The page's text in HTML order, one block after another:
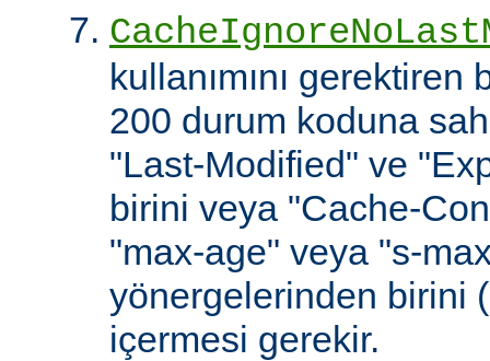
kullanımını gerektiren
200 durum koduna
"Last-Modified" ve
birini veya "Cache-
"max-age" veya "s-
yönergelerinden birini
içermesi gerekir.